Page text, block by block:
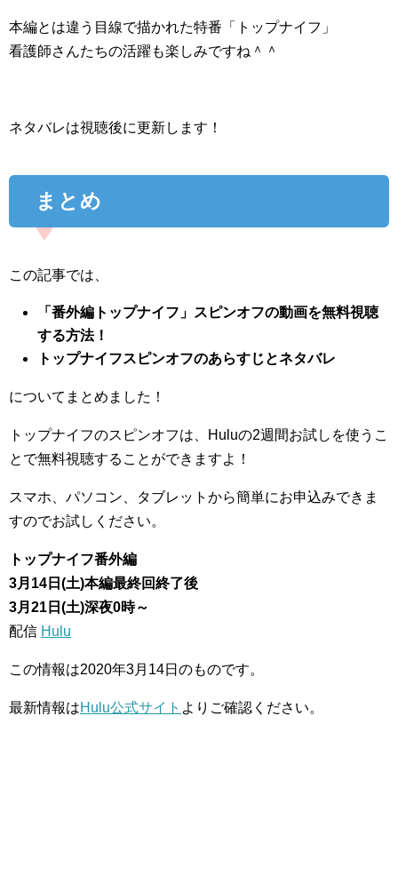
本編とは違う目線で描かれた特番「トップナイフ」
看護師さんたちの活躍も楽しみですね＾＾
ネタバレは視聴後に更新します！
まとめ
この記事では、
「番外編トップナイフ」スピンオフの動画を無料視聴
する方法！
トップナイフスピンオフのあらすじとネタバレ
についてまとめました！
トップナイフのスピンオフは、Huluの2週間お試しを使うこ
とで無料視聴することができますよ！
スマホ、パソコン、タブレットから簡単にお申込みできま
すのでお試しください。
トップナイフ番外編
3月14日(土)本編最終回終了後
3月21日(土)深夜0時～
配信 Hulu
この情報は2020年3月14日のものです。
最新情報はHulu公式サイト よりご確認ください。